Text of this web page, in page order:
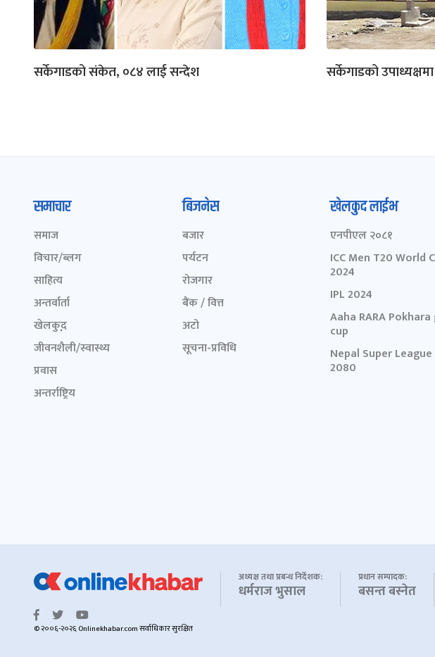
सर्केगाडको संकेत, ०८४ लाई सन्देश सर्केगाडको
समाचार
समाज
विचार/ब्लग
साहित्य
अन्तर्वार्ता
खेलकुद़़
जीवनशैली/स्वास्थ्य
प्रवास
अन्तर्राष्ट्रिय
बिजनेस
बजार
पर्यटन
रोजगार
बैंक / वित्त
अटो
सूचना-प्रविधि
खेलकुद लाईभ
एनपीएल २०८१
ICC Men T20 World
2024
IPL 2024
Aaha RARA
cup
Nepal Super
2080
अध्यक्ष तथा प्रबन्ध निर्देशक:
धर्मराज भुसाल
प्रधान सम्पादक:
बसन्त बस्नेत
© २००६-२०२६ Onlinekhabar.com सर्वाधिकार सुरक्षित